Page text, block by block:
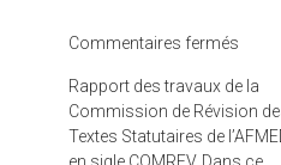
Commentaires fermés
des
de
Rapport des travaux de la
Commission de Révision
Textes Statutaires de
en sigle COMREV. Dans ce